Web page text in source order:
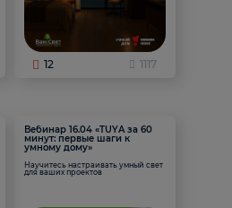
12 1117
Вебинар 16.04 «TUYA за 60
минут: первые шаги к
умному дому»
Научитесь настраивать умный свет
для ваших проектов